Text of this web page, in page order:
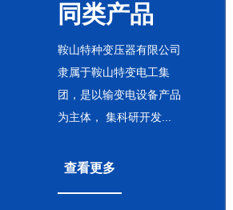
同类产品
鞍山特种变压器有限公司
隶属于鞍山特变电工集
团，是以输变电设备产品
为主体， 集科研开发...
查看更多